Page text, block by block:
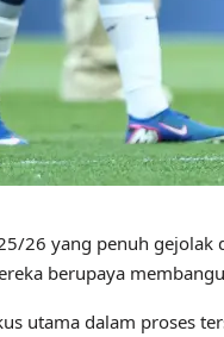
26 yang penuh
berupaya
utama dalam proses